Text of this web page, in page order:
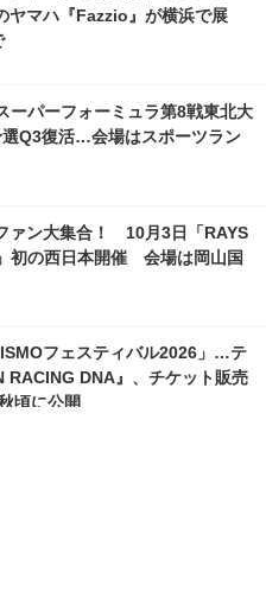
ヤマハ『Fazzio』が横浜で展
ーパーフォーミュラ第8戦東北大
Q3復活…会場はスポーツラン
ァン大集合！ 10月3日「RAYS
初の西日本開催 会場は岡山国
フェスティバル2026」…テ
RACING DNA』、チケット販売
頃に公開